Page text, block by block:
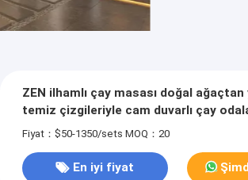
ZEN ilhamlı çay masası doğal ağaçtan
temiz çizgileriyle cam duvarlı çay
bahçeleri tamamlayan.
Fiyat：$50-1350/sets MOQ：20
En iyi fiyat